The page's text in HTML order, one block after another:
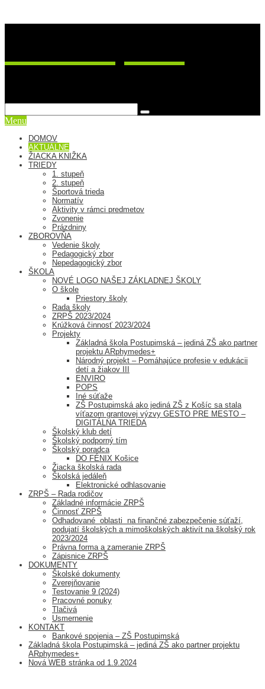
Menu
DOMOV
AKTUÁLNE
ŽIACKA KNIŽKA
TRIEDY
1. stupeň
2. stupeň
Športová trieda
Normatív
Aktivity v rámci predmetov
Zvonenie
Prázdniny
ZBOROVŇA
Vedenie školy
Pedagogický zbor
Nepedagogický zbor
ŠKOLA
NOVÉ LOGO NAŠEJ ZÁKLADNEJ ŠKOLY
O škole
Priestory školy
Rada školy
ZRPŠ 2023/2024
Krúžková činnosť 2023/2024
Projekty
Základná škola Postupimská – jediná ZŠ ako partner
projektu ARphymedes+
Národný projekt – Pomáhajúce profesie v edukácii
detí a žiakov III
ENVIRO
POPS
Iné súťaže
ZŠ Postupimská ako jediná ZŠ z Košíc sa stala
víťazom grantovej výzvy GESTO PRE MESTO –
DIGITÁLNA TRIEDA
Školský klub detí
Školský podporný tím
Školský poradca
DO FÉNIX Košice
Žiacka školská rada
Školská jedáleň
Elektronické odhlasovanie
ZRPŠ – Rada rodičov
Základné informácie ZRPŠ
Činnosť ZRPŠ
Odhadované oblasti na finančné zabezpečenie súťaží,
podujatí školských a mimoškolských aktivít na školský rok
2023/2024
Právna forma a zameranie ZRPŠ
Zápisnice ZRPŠ
DOKUMENTY
Školské dokumenty
Zverejňovanie
Testovanie 9 (2024)
Pracovné ponuky
Tlačivá
Usmernenie
KONTAKT
Bankové spojenia – ZŠ Postupimská
Základná škola Postupimská – jediná ZŠ ako partner projektu
ARphymedes+
Nová WEB stránka od 1.9.2024